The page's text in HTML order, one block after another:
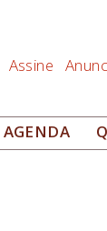
Assine
AGENDA